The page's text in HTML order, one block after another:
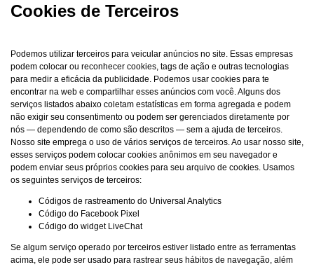
Cookies de Terceiros
Podemos utilizar terceiros para veicular anúncios no site. Essas empresas
podem colocar ou reconhecer cookies, tags de ação e outras tecnologias
para medir a eficácia da publicidade. Podemos usar cookies para te
encontrar na web e compartilhar esses anúncios com você. Alguns dos
serviços listados abaixo coletam estatísticas em forma agregada e podem
não exigir seu consentimento ou podem ser gerenciados diretamente por
nós — dependendo de como são descritos — sem a ajuda de terceiros.
Nosso site emprega o uso de vários serviços de terceiros. Ao usar nosso site,
esses serviços podem colocar cookies anônimos em seu navegador e
podem enviar seus próprios cookies para seu arquivo de cookies. Usamos
os seguintes serviços de terceiros:
Códigos de rastreamento do Universal Analytics
Código do Facebook Pixel
Código do widget LiveChat
Se algum serviço operado por terceiros estiver listado entre as ferramentas
acima, ele pode ser usado para rastrear seus hábitos de navegação, além